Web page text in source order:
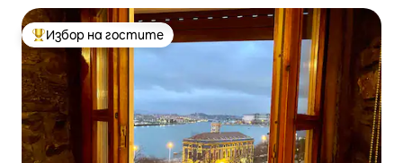
Най-популярен избор на гостите
Избор на гостите